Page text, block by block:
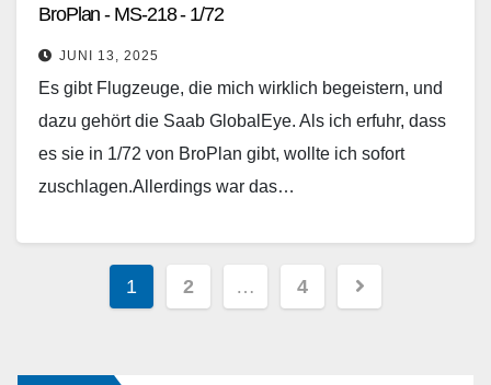
BroPlan - MS-218 - 1/72
JUNI 13, 2025
Es gibt Flugzeuge, die mich wirklich begeistern, und
dazu gehört die Saab GlobalEye. Als ich erfuhr, dass
es sie in 1/72 von BroPlan gibt, wollte ich sofort
zuschlagen.Allerdings war das…
Seitennummerierung
der
1 2 … 4